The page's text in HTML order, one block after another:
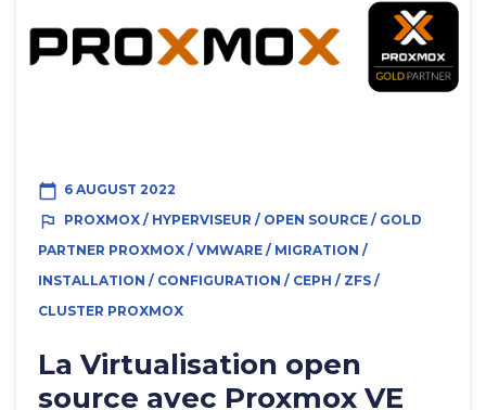
calendar_today 6 AUGUST 2022
outlined_flag
PROXMOX / HYPERVISEUR / OPEN SOURCE / GOLD
PARTNER PROXMOX / VMWARE / MIGRATION /
INSTALLATION / CONFIGURATION / CEPH / ZFS /
CLUSTER PROXMOX
La Virtualisation open
source avec Proxmox VE